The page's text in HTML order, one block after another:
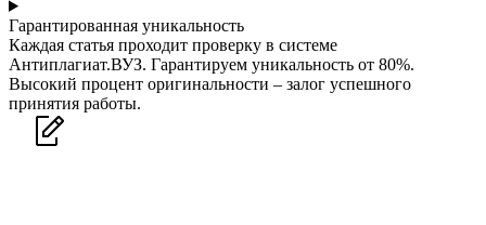
Гарантированная уникальность
Каждая статья проходит проверку в системе
Антиплагиат.ВУЗ. Гарантируем уникальность от 80%.
Высокий процент оригинальности – залог успешного
принятия работы.